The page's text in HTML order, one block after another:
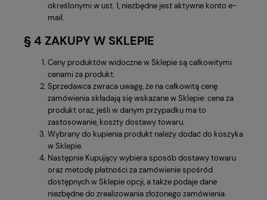
określonymi w ust. 1, niezbędne jest aktywne konto e-
mail.
§ 4 ZAKUPY W SKLEPIE
Ceny produktów widoczne w Sklepie są całkowitymi
cenami za produkt.
Sprzedawca zwraca uwagę, że na całkowitą cenę
zamówienia składają się wskazane w Sklepie: cena za
produkt oraz, jeśli w danym przypadku ma to
zastosowanie, koszty dostawy towaru.
Wybrany do kupienia produkt należy dodać do koszyka
w Sklepie.
Następnie Kupujący wybiera sposób dostawy towaru
oraz metodę płatności za zamówienie spośród
dostępnych w Sklepie opcji, a także podaje dane
niezbędne do zrealizowania złożonego zamówienia.